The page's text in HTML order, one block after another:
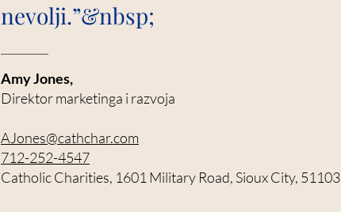
nevolji.”&nbsp;
Amy Jones,
Direktor marketinga i razvoja
AJones@cathchar.com
712-252-4547
Catholic Charities, 1601 Military Road, Sioux City, 51103